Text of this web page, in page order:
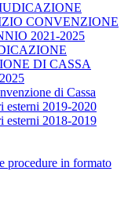
CONVENZIONE
2021-2025
DI CASSA
di Cassa
esterni 2019-2020
esterni 2018-2019
procedure in formato